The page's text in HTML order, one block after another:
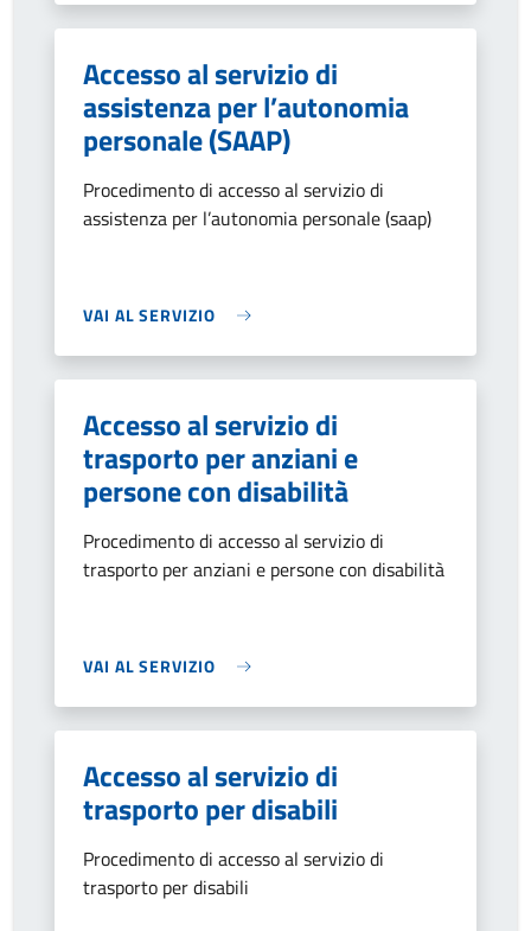
Accesso al servizio di
assistenza per l’autonomia
personale (SAAP)
Procedimento di accesso al servizio di
assistenza per l’autonomia personale (saap)
VAI AL SERVIZIO
Accesso al servizio di
trasporto per anziani e
persone con disabilità
Procedimento di accesso al servizio di
trasporto per anziani e persone con disabilità
VAI AL SERVIZIO
Accesso al servizio di
trasporto per disabili
Procedimento di accesso al servizio di
trasporto per disabili